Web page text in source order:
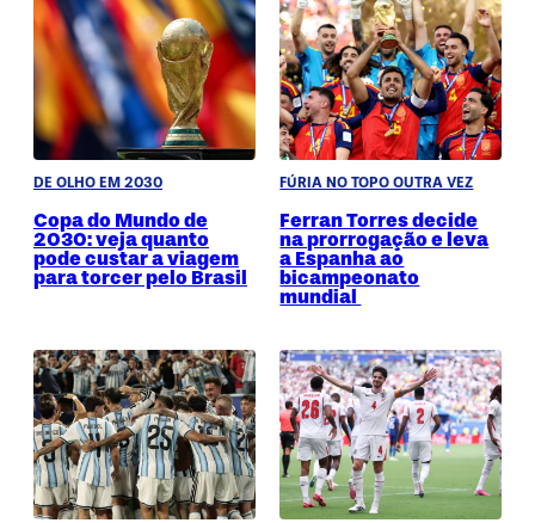
DE OLHO EM 2030
Copa do Mundo de
2030: veja quanto
pode custar a viagem
para torcer pelo Brasil
FÚRIA NO TOPO OUTRA VEZ
Ferran Torres decide
na prorrogação e leva
a Espanha ao
bicampeonato
mundial